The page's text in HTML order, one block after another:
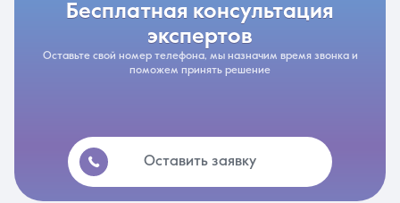
бесплатная консультация
экспертов
Оставьте свой номер телефона, мы назначим время звонка и
поможем принять решение
Оставить заявку